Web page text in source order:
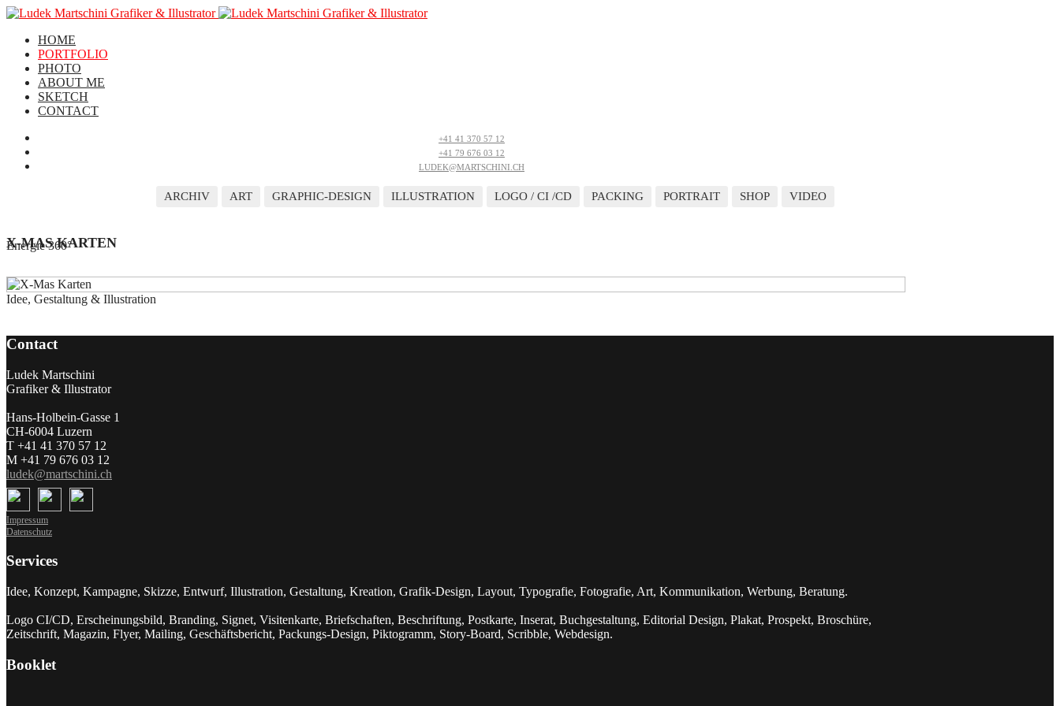
HOME
PORTFOLIO
PHOTO
ABOUT ME
SKETCH
CONTACT
+41 41 370 57 12
+41 79 676 03 12
LUDEK@MARTSCHINI.CH
ARCHIV ART GRAPHIC-DESIGN ILLUSTRATION LOGO / CI /CD PACKING PORTRAIT SHOP VIDEO
X-MAS KARTEN
Energie 360°
Idee, Gestaltung & Illustration
Contact
Ludek Martschini
Grafiker & Illustrator
Hans-Holbein-Gasse 1
CH-6004 Luzern
T +41 41 370 57 12
M +41 79 676 03 12
ludek@martschini.ch
Impressum
Datenschutz
Services
Idee, Konzept, Kampagne, Skizze, Entwurf, Illustration, Gestaltung, Kreation, Grafik-Design, Layout, Typografie, Fotografie, Art, Kommunikation, Werbung, Beratung.
Logo CI/CD, Erscheinungsbild, Branding, Signet, Visitenkarte, Briefschaften, Beschriftung, Postkarte, Inserat, Buchgestaltung, Editorial Design, Plakat, Prospekt, Broschüre,
Zeitschrift, Magazin, Flyer, Mailing, Geschäftsbericht, Packungs-Design, Piktogramm, Story-Board, Scribble, Webdesign.
Booklet